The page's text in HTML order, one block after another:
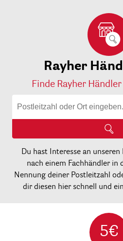
Rayher
Finde Rayher
Du hast Interesse an
nach einem Fachhändler in
Nennung deiner Postleitzahl
dir diesen hier schnell und
5€